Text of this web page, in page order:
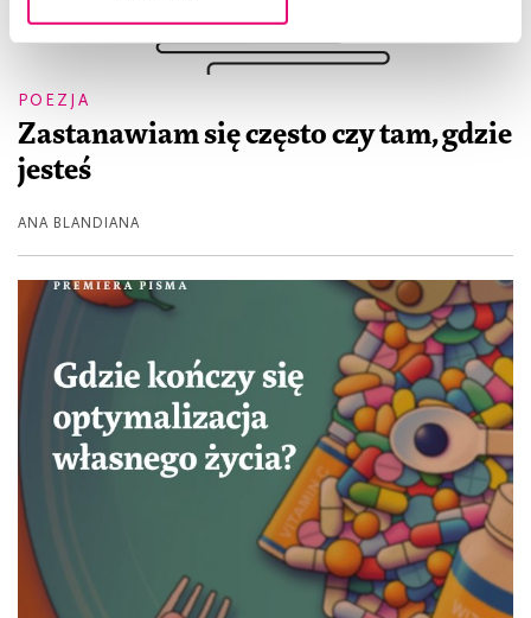
POEZJA
Zastanawiam się często czy tam, gdzie
jesteś
ANA BLANDIANA